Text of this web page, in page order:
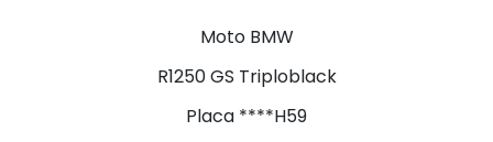
Moto BMW
R1250 GS Triploblack
Placa ****H59